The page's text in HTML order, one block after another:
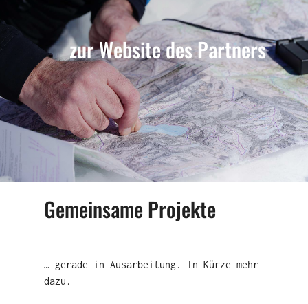
zur Website des Partners
Gemeinsame Projekte
… gerade in Ausarbeitung. In Kürze mehr
dazu.